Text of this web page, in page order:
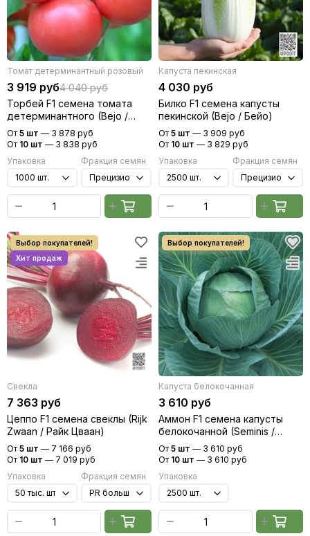
Томат детерминантный розовый
3 919 руб4 040 руб
Торбей F1 семена томата
детерминантного (Bejo /
Бейо)
От 5 шт — 3 878 руб
От 10 шт — 3 838 руб
Упаковка
Фракция семян
Капуста пекинская
4 030 руб
Билко F1 семена капусты
пекинской (Bejo / Бейо)
От 5 шт — 3 909 руб
От 10 шт — 3 829 руб
Упаковка
Фракция семян
Свекла
7 363 руб
Цеппо F1 семена свеклы (Rijk
Zwaan / Райк Цваан)
От 5 шт — 7 166 руб
От 10 шт — 7 019 руб
Упаковка
Фракция семян
Капуста белокочанная
3 610 руб
Аммон F1 семена капусты
белокочанной (Seminis /
Семинис)
От 5 шт — 3 610 руб
От 10 шт — 3 610 руб
Упаковка